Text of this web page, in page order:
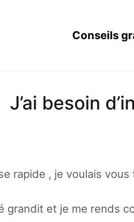
du marketing au service des
Conseils
J’ai besoin
rapide , je voulais vous
grandit et je me rends